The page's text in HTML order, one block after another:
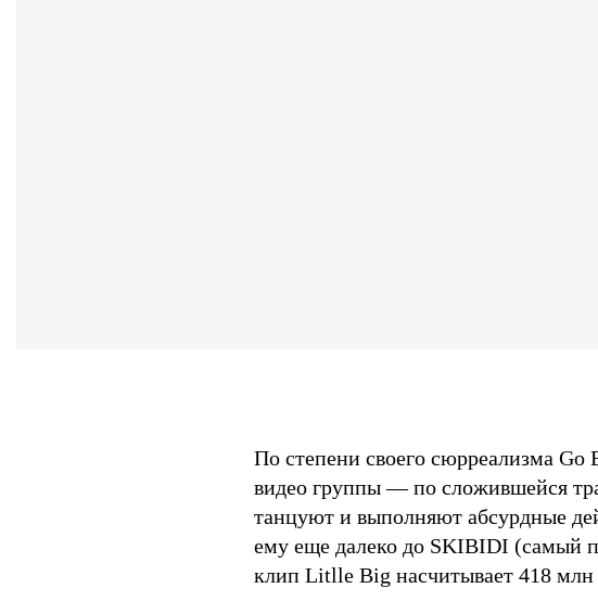
По степени своего сюрреализма Go
видео группы — по сложившейся
танцуют и выполняют абсурдные
ему еще далеко до SKIBIDI (самый
клип Litlle Big насчитывает 418 млн